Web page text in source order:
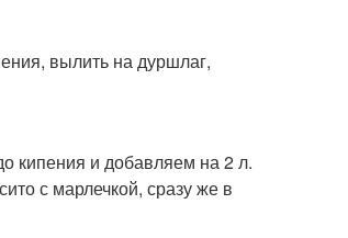
вылить на дуршлаг,
кипения и добавляем на 2 л.
с марлечкой, сразу же в